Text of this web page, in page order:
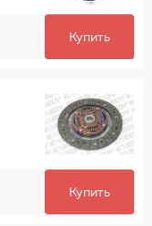
Купить
Купить